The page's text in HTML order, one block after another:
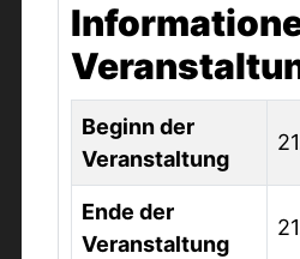
Beginn der
Veranstaltung
Ende der
Veranstaltung